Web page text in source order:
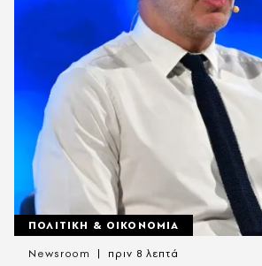
ΠΟΛΙΤΙΚΗ & ΟΙΚΟΝΟΜΙΑ
Newsroom πριν 8 λεπτά